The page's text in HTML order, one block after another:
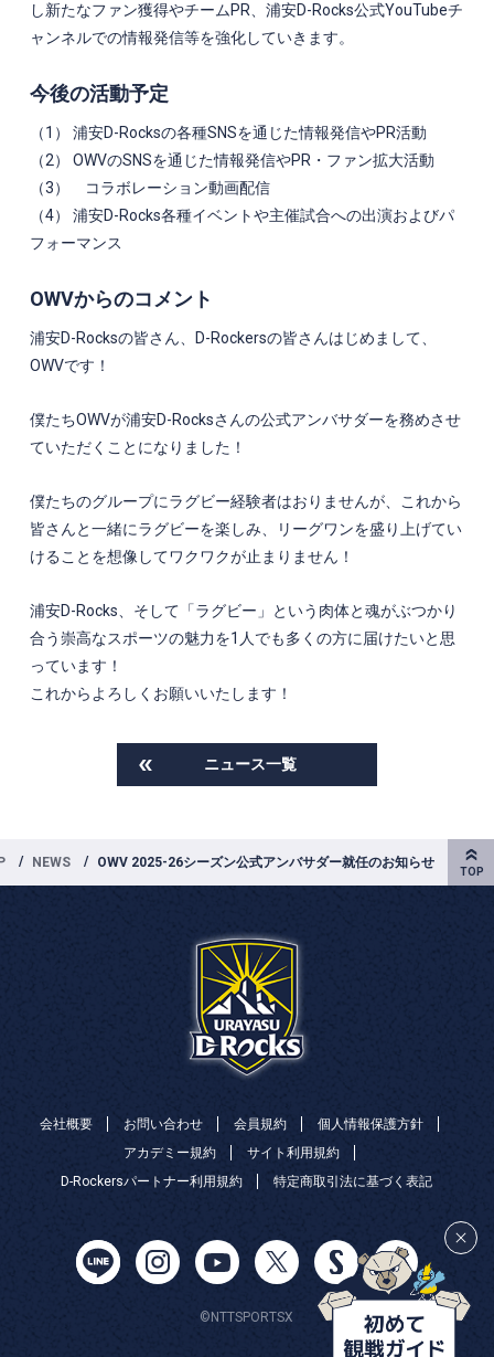
し新たなファン獲得やチームPR、浦安D-Rocks公式YouTubeチ
ャンネルでの情報発信等を強化していきます。
今後の活動予定
（1 ） 浦安D-Rocksの各種SNSを通じた情報発信やPR活動
（2） OWVのSNSを通じた情報発信やPR ・ファン拡大活動
（3） コラボレーション動画配信
（4） 浦安D-Rocks各種イベントや主催試合への出演およびパ
フォーマンス
OWVからのコメント
浦安D-Rocksの皆さん、D-Rockersの皆さんはじめまして、
OWVです！
僕たちOWVが浦安D-Rocksさんの公式アンバサダーを務めさせ
ていただくことになりました！
僕たちのグループにラグビー経験者はおりませんが、これから
皆さんと一緒にラグビーを楽しみ、リーグワンを盛り上げてい
けることを想像してワクワクが止まりません！
浦安D-Rocks、そして「ラグビー」という肉体と魂がぶつかり
合う崇高なスポーツの魅力を1人でも多くの方に届けたいと思
っています！
これからよろしくお願いいたします！
ニュース一覧
NEWS OWV 2025-26シーズン公式アンバサダー就任のお知らせ
会社概要 お問い合わせ 会員規約
個人情報保護方針
アカデミー規約
サイト利用規約
D-Rockersパートナー利用規約
特定商取引法に基づく表記
©NTTSPORTSX